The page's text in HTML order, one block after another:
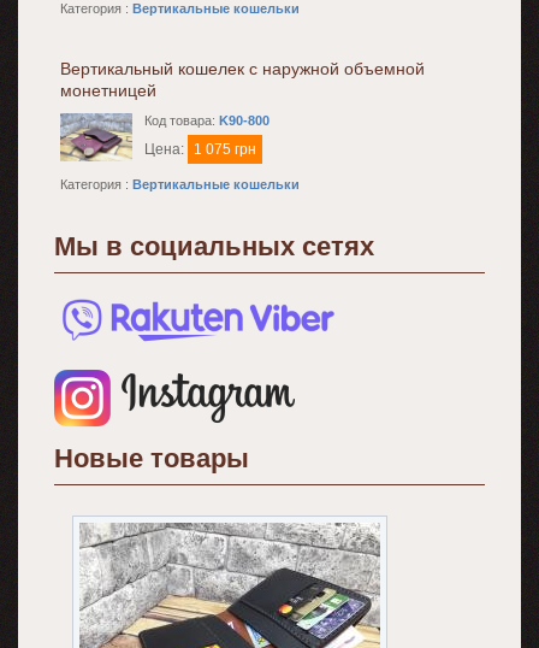
Категория : Вертикальные кошельки
Вертикальный кошелек с наружной объемной
монетницей
Код товара: K90-800
Цена: 1 075 грн
Категория : Вертикальные кошельки
Мы в социальных сетях
Новые товары